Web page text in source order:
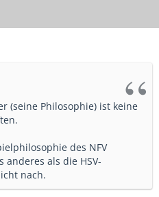
(seine Philosophie) ist keine
des NFV
als die HSV-
nach.